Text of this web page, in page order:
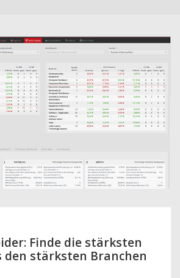
Finde die stärksten
den stärksten Branchen